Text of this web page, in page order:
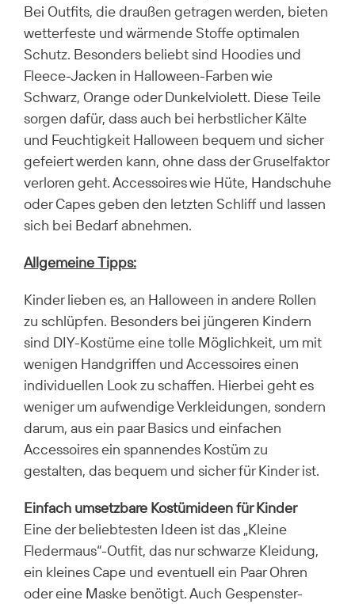
Bei Outfits, die draußen getragen werden, bieten
wetterfeste und wärmende Stoffe optimalen
Schutz. Besonders beliebt sind Hoodies und
Fleece-Jacken in Halloween-Farben wie
Schwarz, Orange oder Dunkelviolett. Diese Teile
sorgen dafür, dass auch bei herbstlicher Kälte
und Feuchtigkeit Halloween bequem und sicher
gefeiert werden kann, ohne dass der Gruselfaktor
verloren geht. Accessoires wie Hüte, Handschuhe
oder Capes geben den letzten Schliff und lassen
sich bei Bedarf abnehmen.
Allgemeine Tipps:
Kinder lieben es, an Halloween in andere Rollen
zu schlüpfen. Besonders bei jüngeren Kindern
sind DIY-Kostüme eine tolle Möglichkeit, um mit
wenigen Handgriffen und Accessoires einen
individuellen Look zu schaffen. Hierbei geht es
weniger um aufwendige Verkleidungen, sondern
darum, aus ein paar Basics und einfachen
Accessoires ein spannendes Kostüm zu
gestalten, das bequem und sicher für Kinder ist.
Einfach umsetzbare Kostümideen für Kinder
Eine der beliebtesten Ideen ist das „Kleine
Fledermaus“-Outfit, das nur schwarze Kleidung,
ein kleines Cape und eventuell ein Paar Ohren
oder eine Maske benötigt. Auch Gespenster-